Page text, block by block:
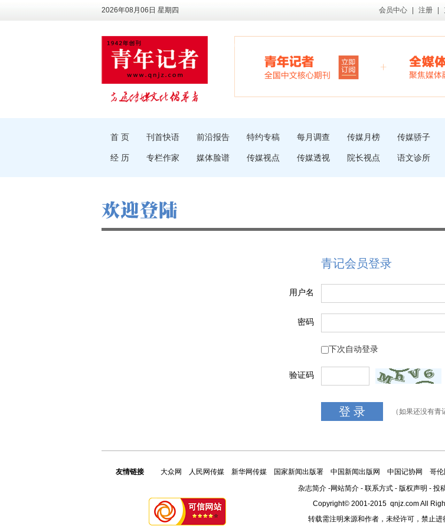
2026年08月06日 星期四 会员中心 注册
首 页 刊首快语 前沿报告 特约专稿 每月调查 传媒月榜 传媒骄子
经 历 专栏作家 媒体脸谱 传媒视点 传媒透视 院长视点 语文诊所
青记会员登录
用户名
密码
下次自动登录
验证码
（如果还没有
友情链接 大众网 人民网传媒 新华网传媒 国家新闻出版署 中国新闻出版网 中国记协网 哥
杂志简介-网站简介- 联系方式- 版权声明 - 投
Copyright© 2001-2015 qnjz.com All
转载需注明来源和作者，未经许可，禁止进